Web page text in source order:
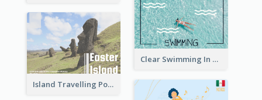
Clear Swimming In Pool Post Card
Island Travelling Post Card